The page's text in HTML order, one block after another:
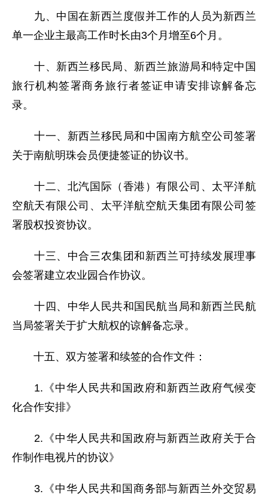
九、中国在新西兰度假并工作的人员为新西兰
单一企业主最高工作时长由3个月增至6个月。
十、新西兰移民局、新西兰旅游局和特定中国
旅行机构签署商务旅行者签证申请安排谅解备忘
录。
十一、新西兰移民局和中国南方航空公司签署
关于南航明珠会员便捷签证的协议书。
十二、北汽国际（香港）有限公司、太平洋航
空航天有限公司、太平洋航空航天集团有限公司签
署股权投资协议。
十三、中合三农集团和新西兰可持续发展理事
会签署建立农业园合作协议。
十四、中华人民共和国民航当局和新西兰民航
当局签署关于扩大航权的谅解备忘录。
十五、双方签署和续签的合作文件：
1.《中华人民共和国政府和新西兰政府气候变
化合作安排》
2.《中华人民共和国政府与新西兰政府关于合
作制作电视片的协议》
3.《中华人民共和国商务部与新西兰外交贸易